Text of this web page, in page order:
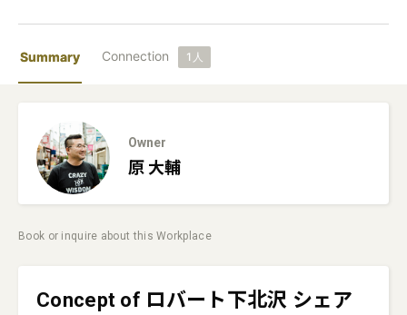
Summary Connection 1 人
Owner
原 大輔
Book or inquire about this Workplace
Concept of ロバート下北沢 シェア